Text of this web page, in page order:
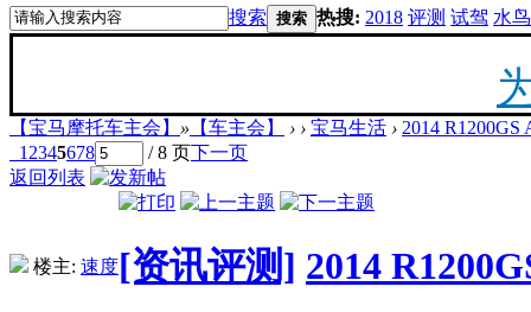
搜索 搜索 热搜: 2018 评测 试驾 水鸟
最
【宝马摩托车主会】 » 【车主会】 › › 宝马生活 › 2014 R1200GS
1 2345678 / 8 页下一页
返回列表
楼主: 速度[资讯评测] 2014